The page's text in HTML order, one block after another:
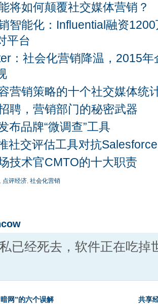
将如何颠覆社交媒体营销？
智能化：Influential融资
平台
：社会化营销降温，2015
营销策略的十个社交媒体统
聘，营销部门的秘密武器
布品牌“微调查”工具
社交评估工具对抗Salesforce
技术官CMTO的十大职责
, 点评经济, 社会化营销
已经死去，软件正在吃掉
网”的六个误解 共享